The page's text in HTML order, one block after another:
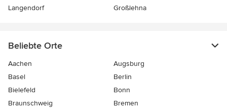
Langendorf
Großlehna
Beliebte Orte
Aachen
Augsburg
Basel
Berlin
Bielefeld
Bonn
Braunschweig
Bremen